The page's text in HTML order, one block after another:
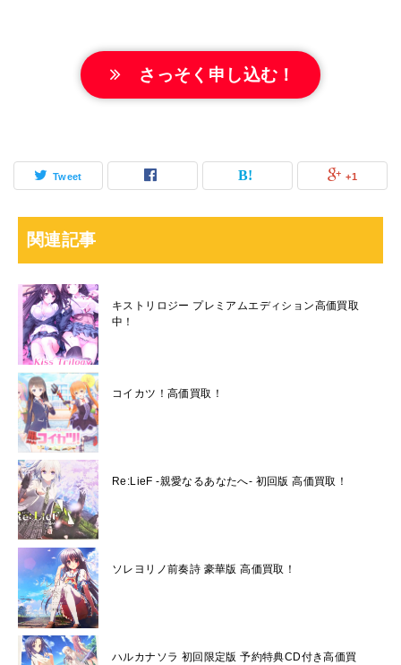
さっそく申し込む！
Tweet +1
関連記事
キストリロジー プレミアムエディション高価買取
中！
コイカツ！高価買取！
Re:LieF -親愛なるあなたへ- 初回版 高価買取！
ソレヨリノ前奏詩 豪華版 高価買取！
ハルカナソラ 初回限定版 予約特典CD付き高価買